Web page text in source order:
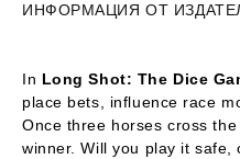
ИНФОРМАЦИЯ ОТ
In Long Shot: The Dice
place bets, influence race
Once three horses cross
winner. Will you play it